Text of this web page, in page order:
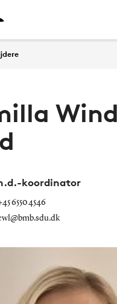
koordinator
6550 4546